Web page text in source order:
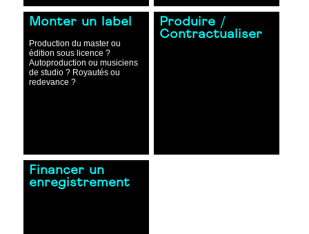
Monter un label
Production du master ou
édition sous licence ?
Autoproduction ou musiciens
de studio ? Royautés ou
redevance ?
Produire /
Contractualiser
Financer un
enregistrement